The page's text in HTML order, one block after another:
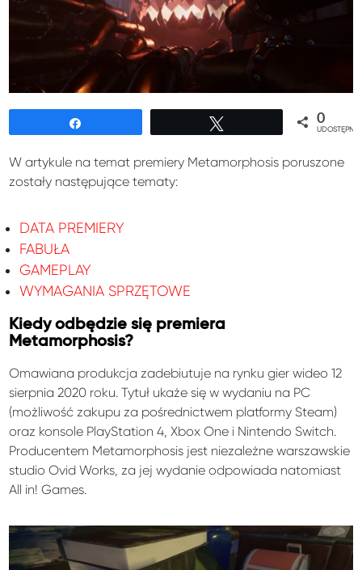
0
W artykule na temat premiery Metamorphosis poruszone
zostały następujące tematy:
DATA PREMIERY
FABUŁA
GAMEPLAY
WYMAGANIA SPRZĘTOWE
Kiedy odbędzie się premiera
Metamorphosis?
Omawiana produkcja zadebiutuje na rynku gier wideo 12
sierpnia 2020 roku. Tytuł ukaże się w wydaniu na PC
(możliwość zakupu za pośrednictwem platformy Steam)
oraz konsole PlayStation 4, Xbox One i Nintendo Switch.
Producentem Metamorphosis jest niezależne warszawskie
studio Ovid Works, za jej wydanie odpowiada natomiast
All in! Games.